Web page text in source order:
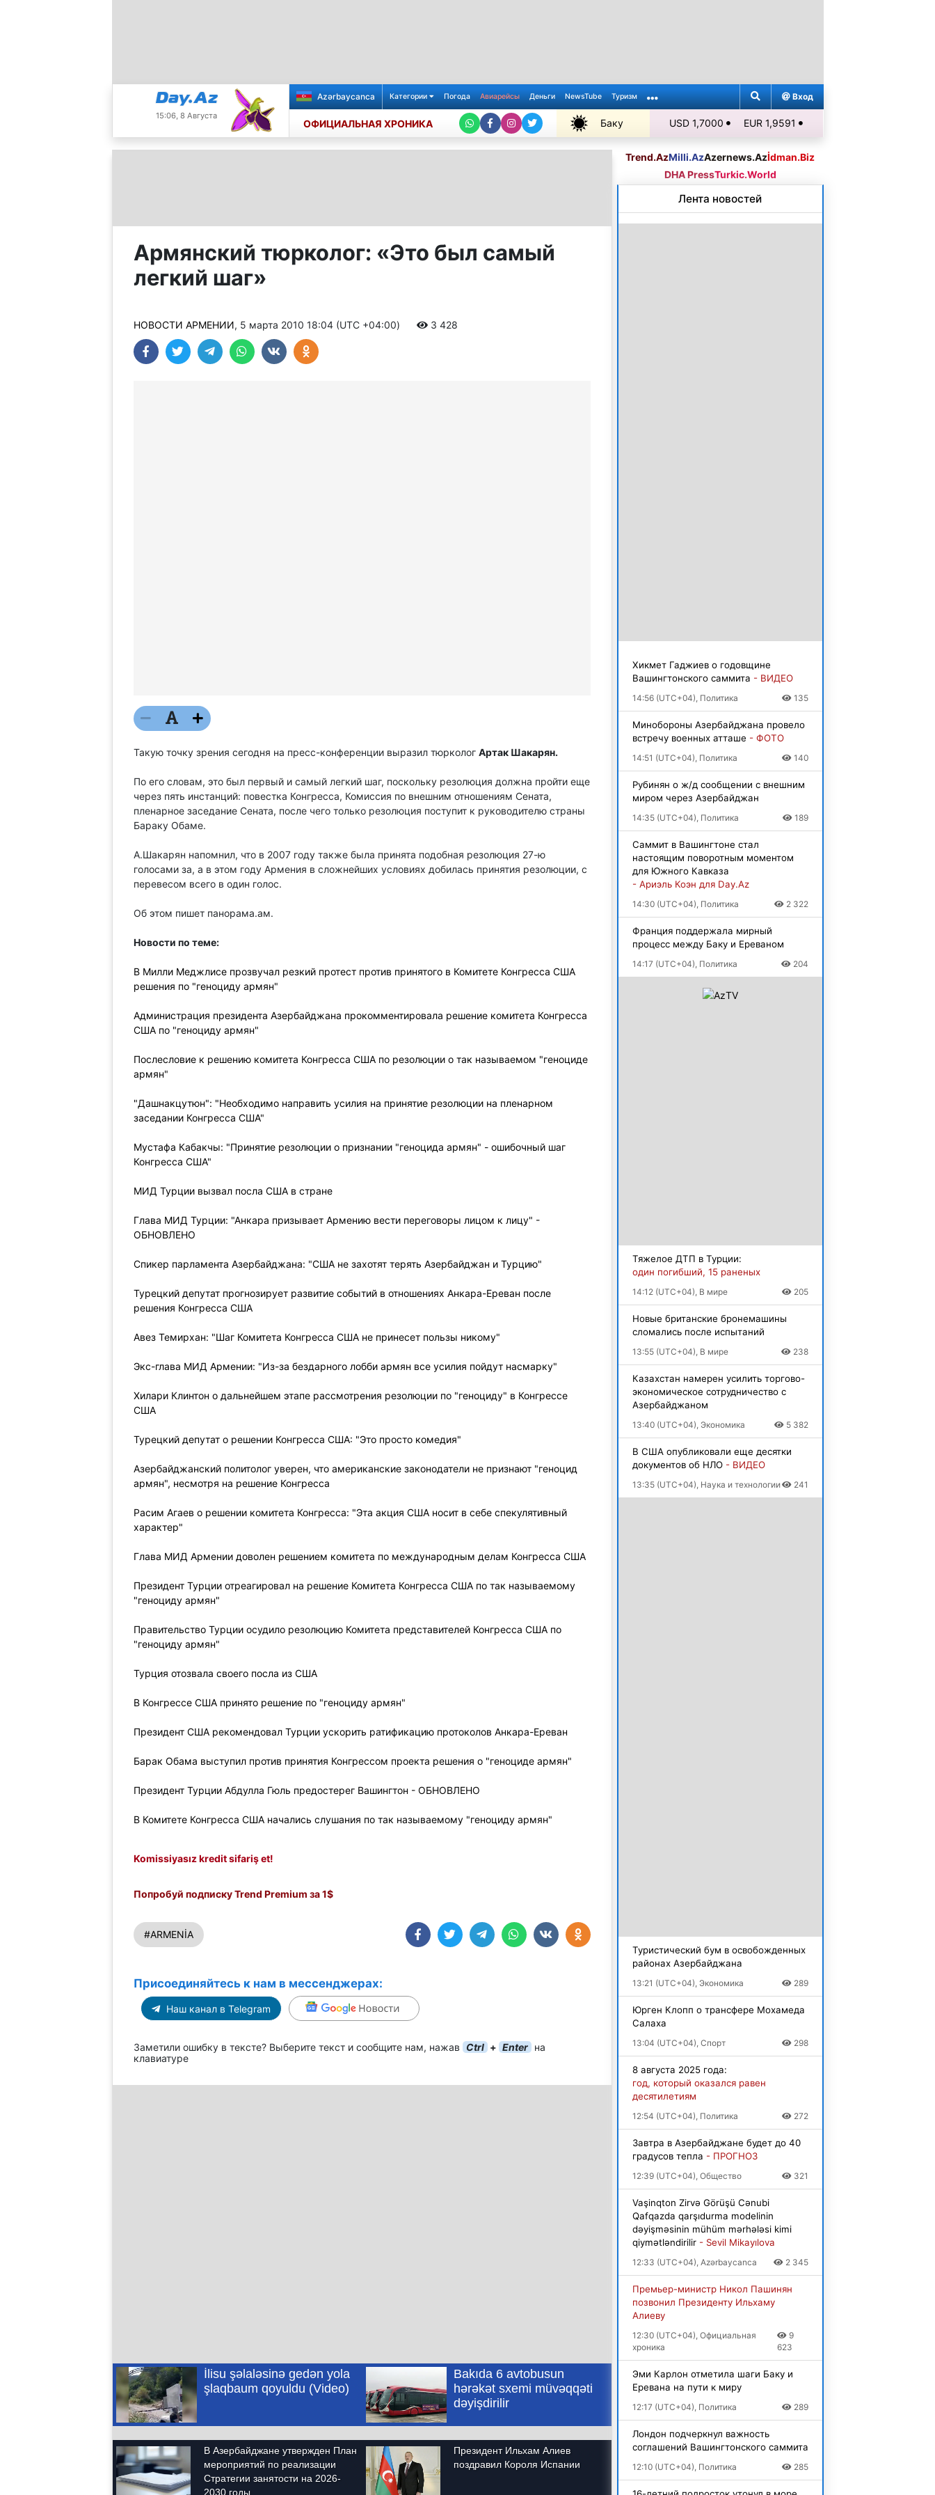
15:06, 8 Августа
Azərbaycanca Категории Погода Авиарейсы Деньги NewsTube Туризм Вход
ОФИЦИАЛЬНАЯ ХРОНИКА Баку
+36℃
USD 1,7000 EUR 1,9591
Армянский тюрколог: «Это был самый
легкий шаг»
НОВОСТИ АРМЕНИИ, 5 марта 2010 18:04 (UTC +04:00) 3 428
Такую точку зрения сегодня на пресс-конференции выразил тюрколог Артак Шакарян.
По его словам, это был первый и самый легкий шаг, поскольку резолюция должна пройти еще
через пять инстанций: повестка Конгресса, Комиссия по внешним отношениям Сената,
пленарное заседание Сената, после чего только резолюция поступит к руководителю страны
Бараку Обаме.
А.Шакарян напомнил, что в 2007 году также была принята подобная резолюция 27-ю
голосами за, а в этом году Армения в сложнейших условиях добилась принятия резолюции, с
перевесом всего в один голос.
Об этом пишет панорама.ам.
Новости по теме:
В Милли Меджлисе прозвучал резкий протест против принятого в Комитете Конгресса США
решения по "геноциду армян"
Администрация президента Азербайджана прокомментировала решение комитета Конгресса
США по "геноциду армян"
Послесловие к решению комитета Конгресса США по резолюции о так называемом "геноциде
армян"
"Дашнакцутюн": "Необходимо направить усилия на принятие резолюции на пленарном
заседании Конгресса США"
Мустафа Кабакчы: "Принятие резолюции о признании "геноцида армян" - ошибочный шаг
Конгресса США"
МИД Турции вызвал посла США в стране
Глава МИД Турции: "Анкара призывает Армению вести переговоры лицом к лицу" -
ОБНОВЛЕНО
Спикер парламента Азербайджана: "США не захотят терять Азербайджан и Турцию"
Турецкий депутат прогнозирует развитие событий в отношениях Анкара-Ереван после
решения Конгресса США
Авез Темирхан: "Шаг Комитета Конгресса США не принесет пользы никому"
Экс-глава МИД Армении: "Из-за бездарного лобби армян все усилия пойдут насмарку"
Хилари Клинтон о дальнейшем этапе рассмотрения резолюции по "геноциду" в Конгрессе
США
Турецкий депутат о решении Конгресса США: "Это просто комедия"
Азербайджанский политолог уверен, что американские законодатели не признают "геноцид
армян", несмотря на решение Конгресса
Расим Агаев о решении комитета Конгресса: "Эта акция США носит в себе спекулятивный
характер"
Глава МИД Армении доволен решением комитета по международным делам Конгресса США
Президент Турции отреагировал на решение Комитета Конгресса США по так называемому
"геноциду армян"
Правительство Турции осудило резолюцию Комитета представителей Конгресса США по
"геноциду армян"
Турция отозвала своего посла из США
В Конгрессе США принято решение по "геноциду армян"
Президент США рекомендовал Турции ускорить ратификацию протоколов Анкара-Ереван
Барак Обама выступил против принятия Конгрессом проекта решения о "геноциде армян"
Президент Турции Абдулла Гюль предостерег Вашингтон - ОБНОВЛЕНО
В Комитете Конгресса США начались слушания по так называемому "геноциду армян"
Komissiyasız kredit sifariş et!
Попробуй подписку Trend Premium за 1$
#ARMENİA
Присоединяйтесь к нам в мессенджерах:
Наш канал в Telegram
Заметили ошибку в тексте? Выберите текст и сообщите нам, нажав Ctrl + Enter на
клавиатуре
Trend.AzMilli.AzAzernews.Azİdman.Biz
DHA PressTurkic.World
Лента новостей
Хикмет Гаджиев о годовщине
Вашингтонского саммита - ВИДЕО
14:56 (UTC+04), Политика 135
Минобороны Азербайджана провело
встречу военных атташе - ФОТО
14:51 (UTC+04), Политика 140
Рубинян о ж/д сообщении с внешним
миром через Азербайджан
14:35 (UTC+04), Политика 189
Саммит в Вашингтоне стал
настоящим поворотным моментом
для Южного Кавказа
- Ариэль Коэн для Day.Az
14:30 (UTC+04), Политика 2 322
Франция поддержала мирный
процесс между Баку и Ереваном
14:17 (UTC+04), Политика 204
Тяжелое ДТП в Турции:
один погибший, 15 раненых
14:12 (UTC+04), В мире 205
Новые британские бронемашины
сломались после испытаний
13:55 (UTC+04), В мире 238
Казахстан намерен усилить торгово-
экономическое сотрудничество с
Азербайджаном
13:40 (UTC+04), Экономика 5 382
В США опубликовали еще десятки
документов об НЛО - ВИДЕО
13:35 (UTC+04), Наука и технологии 241
Туристический бум в освобожденных
районах Азербайджана
13:21 (UTC+04), Экономика 289
Юрген Клопп о трансфере Мохамеда
Салаха
13:04 (UTC+04), Спорт 298
8 августа 2025 года:
год, который оказался равен
десятилетиям
12:54 (UTC+04), Политика 272
Завтра в Азербайджане будет до 40
градусов тепла - ПРОГНОЗ
12:39 (UTC+04), Общество 321
Vaşinqton Zirvə Görüşü Cənubi
Qafqazda qarşıdurma modelinin
dəyişməsinin mühüm mərhələsi kimi
qiymətləndirilir - Sevil Mikayılova
12:33 (UTC+04), Azərbaycanca 2 345
Премьер-министр Никол Пашинян
позвонил Президенту Ильхаму
Алиеву
12:30 (UTC+04), Официальная
хроника
9
623
Эми Карлон отметила шаги Баку и
Еревана на пути к миру
12:17 (UTC+04), Политика 289
Лондон подчеркнул важность
соглашений Вашингтонского саммита
12:10 (UTC+04), Политика 285